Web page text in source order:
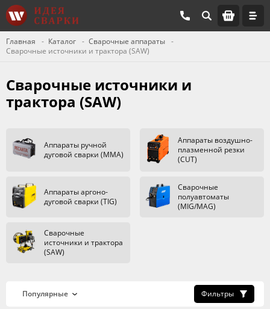
Главная Каталог
Сварочные аппараты
Сварочные источники и трактора (SAW)
Сварочные источники и
трактора (SAW)
Аппараты ручной
дуговой сварки (MMA)
Аппараты воздушно-
плазменной резки
(CUT)
Аппараты аргоно-
дуговой сварки (TIG)
Сварочные
полуавтоматы
(MIG/MAG)
Сварочные
источники и трактора
(SAW)
Фильтры